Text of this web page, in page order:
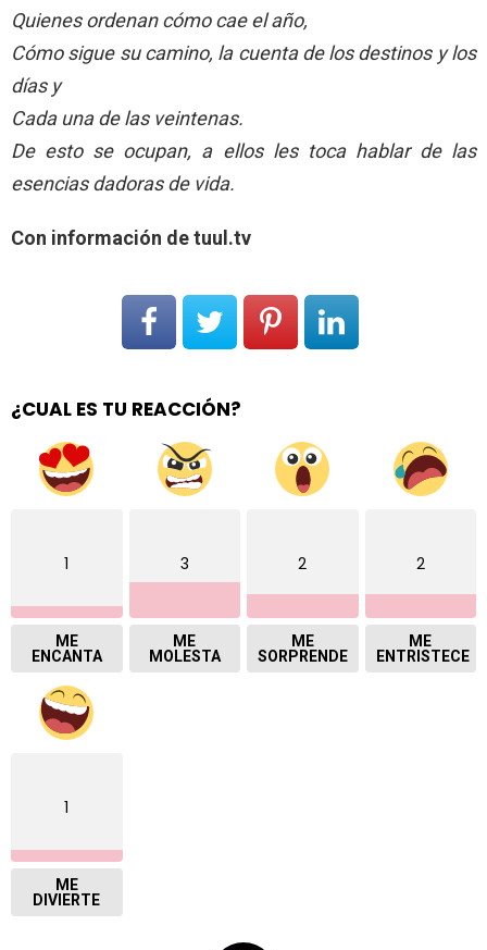
Quienes ordenan cómo cae el año,
Cómo sigue su camino, la cuenta de los destinos y los
días y
Cada una de las veintenas.
De esto se ocupan, a ellos les toca hablar de las
esencias dadoras de vida.
Con información de tuul.tv
¿CUAL ES TU REACCIÓN?
1
ME
ENCANTA
3
ME
MOLESTA
2
ME
SORPRENDE
2
ME
ENTRISTECE
1
ME
DIVIERTE